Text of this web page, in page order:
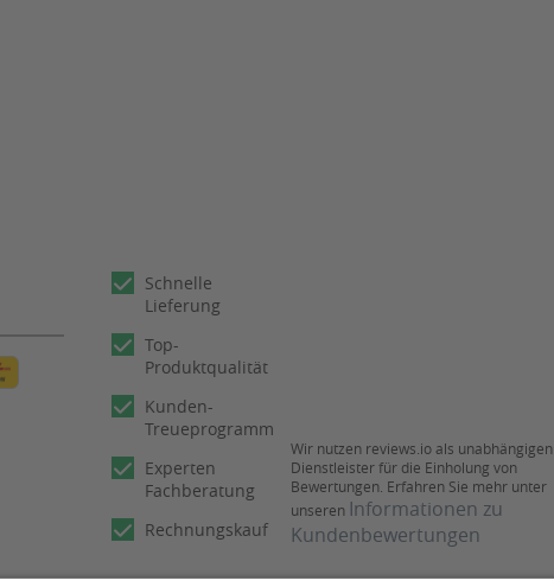
Schnelle
Lieferung
Top-
Produktqualität
Kunden-
Treueprogramm
Experten
Fachberatung
Rechnungskauf
Wir nutzen reviews.io als unabhängigen
Dienstleister für die Einholung von
Bewertungen. Erfahren Sie mehr unter
unseren Informationen zu
Kundenbewertungen